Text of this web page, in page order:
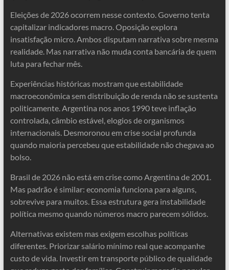
Eleições de 2026 ocorrem nesse contexto. Governo tenta
capitalizar indicadores macro. Oposição explora
insatisfação micro. Ambos disputam narrativa sobre mesma
realidade. Mas narrativa não muda conta bancária de quem
luta para fechar mês.
Experiências históricas mostram que estabilidade
macroeconômica sem distribuição de renda não se sustenta
politicamente. Argentina nos anos 1990 teve inflação
controlada, câmbio estável, elogios de organismos
internacionais. Desmoronou em crise social profunda
quando maioria percebeu que estabilidade não chegava ao
bolso.
Brasil de 2026 não está em crise como Argentina de 2001.
Mas padrão é similar: economia funciona para alguns,
sobrevive para muitos. Essa estrutura gera instabilidade
política mesmo quando números macro parecem sólidos.
Alternativas existem mas exigem escolhas políticas
diferentes. Priorizar salário mínimo real que acompanhe
custo de vida. Investir em transporte público de qualidade